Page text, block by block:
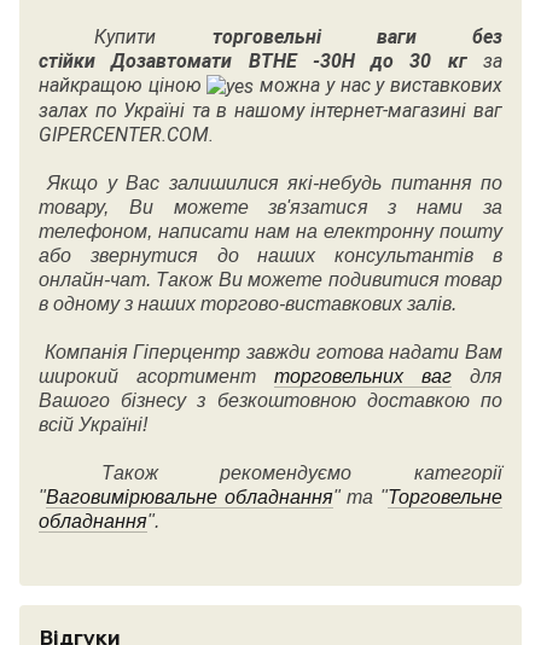
Купити торговельні ваги без
стійки Дозавтомати ВТНЕ -30Н до 30 кг за
найкращою ціною
можна у нас у виставкових
залах по Україні та в нашому інтернет-магазині ваг
GIPERCENTER.COM.
Якщо у Вас залишилися які-небудь питання по
товару, Ви можете зв'язатися з нами за
телефоном, написати нам на електронну пошту
або звернутися до наших консультантів в
онлайн-чат. Також Ви можете подивитися товар
в одному з наших торгово-виставкових залів.
Компанія Гіперцентр завжди готова надати Вам
широкий асортимент торговельних ваг для
Вашого бізнесу з безкоштовною доставкою по
всій Україні!
Також рекомендуємо категорії
"Ваговимірювальне обладнання" та "Торговельне
обладнання".
Відгуки